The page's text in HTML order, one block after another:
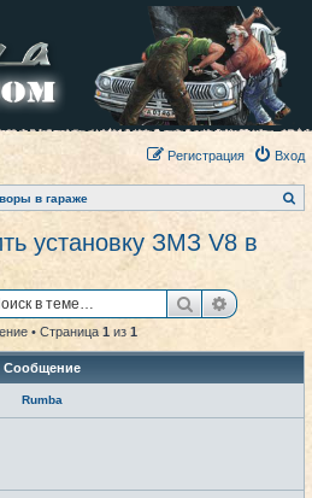
Вход
Регистрация
в гараже
о
установку ЗМЗ V8 в
Поиск
• Страница 1из 1
Сообщение
Rumba